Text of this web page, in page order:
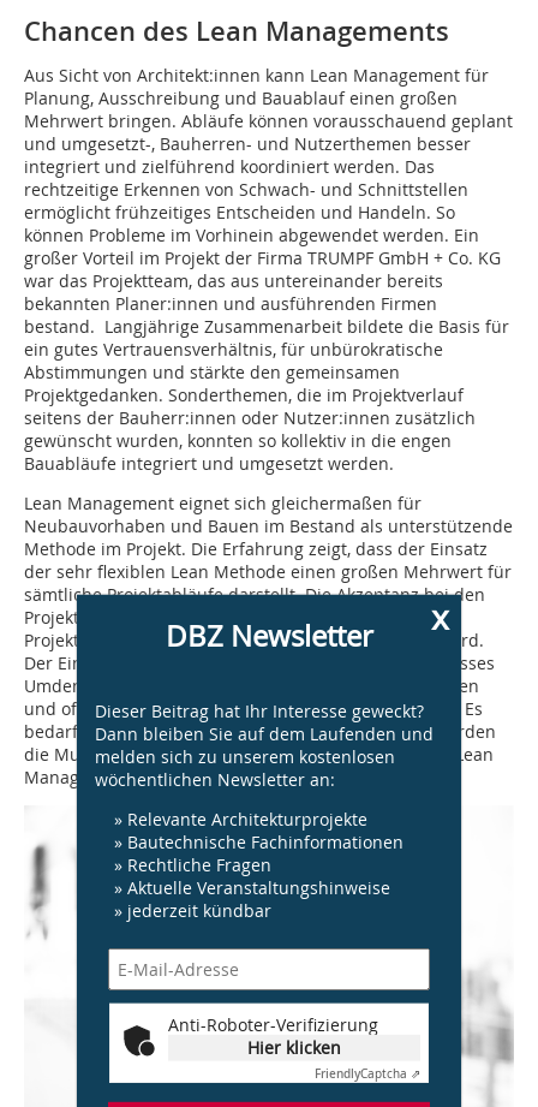
Chancen des Lean Managements
Aus Sicht von Architekt:innen kann Lean Management für
Planung, Ausschreibung und Bauablauf einen großen
Mehrwert bringen. Abläufe können vorausschauend geplant
und umgesetzt-, Bauherren- und Nutzerthemen besser
integriert und zielführend koordiniert werden. Das
rechtzeitige Erkennen von Schwach- und Schnittstellen
ermöglicht frühzeitiges Entscheiden und Handeln. So
können Probleme im Vorhinein abgewendet werden. Ein
großer Vorteil im Projekt der Firma TRUMPF GmbH + Co. KG
war das Projektteam, das aus untereinander bereits
bekannten Pla­ner:innen und ausführenden Firmen
bestand. Langjährige Zusammenarbeit bildete die Basis für
ein gutes Vertrauensverhältnis, für unbürokratische
Abstimmungen und stärkte den gemeinsamen
Projektgedanken. Sonderthemen, die im Projektverlauf
seitens der Bauherr:innen oder Nutzer:innen zusätzlich
gewünscht wurden, konnten so kollektiv in die engen
Bauabläufe integriert und umgesetzt werden.
Lean Management eignet sich gleichermaßen für
Neubauvorhaben und Bauen im Bestand als unterstützende
Methode im Projekt. Die Erfahrung zeigt, dass der Einsatz
der sehr flexiblen Lean Methode einen großen Mehrwert für
sämtliche Projektabläufe darstellt. Die Akzeptanz bei den
Projektbeteiligten ist sehr hoch, da der Mehrwert im
Projektverlauf zunehmend erkennbar und erlebbar wird.
Der Einsatz der Methode erfordert allerdings ein gewisses
Umdenken der Beteiligten, da die Philosophie des fairen
und offenen Mit­einander eine essenzielle Rolle spielt. Es
bedarf durchaus Mut, neue Wege zu gehen. Dafür werden
die Mutigen aber auch schnell von den Vorteilen des Lean
Managements profitieren.
x
DBZ Newsletter
Dieser Beitrag hat Ihr Interesse geweckt?
Dann bleiben Sie auf dem Laufenden und
melden sich zu unserem kostenlosen
wöchentlichen Newsletter an:
» Relevante Architekturprojekte
» Bautechnische Fachinformationen
» Rechtliche Fragen
» Aktuelle Veranstaltungshinweise
» jederzeit kündbar
Anti-Roboter-Verifizierung
Hier klicken
FriendlyCaptcha ⇗